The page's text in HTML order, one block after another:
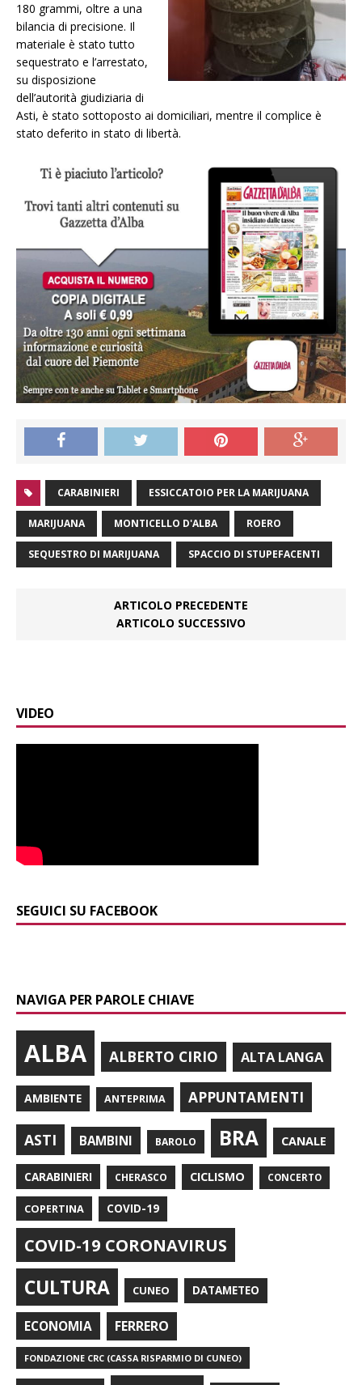
180 grammi, oltre a una
bilancia di precisione. Il
materiale è stato tutto
sequestrato e l’arrestato,
su disposizione
dell’autorità giudiziaria di
Asti, è stato sottoposto ai domiciliari, mentre il complice è
stato deferito in stato di libertà.
CARABINIERI ESSICCATOIO PER LA MARIJUANA
MARIJUANA MONTICELLO D'ALBA ROERO
SEQUESTRO DI MARIJUANA SPACCIO DI STUPEFACENTI
ARTICOLO PRECEDENTE
ARTICOLO SUCCESSIVO
VIDEO
SEGUICI SU FACEBOOK
NAVIGA PER PAROLE CHIAVE
ALBA ALBERTO CIRIO ALTA LANGA
AMBIENTE ANTEPRIMA APPUNTAMENTI
ASTI BAMBINI BAROLO BRA CANALE
CARABINIERI CHERASCO CICLISMO CONCERTO
COPERTINA COVID-19
COVID-19 CORONAVIRUS
CULTURA CUNEO DATAMETEO
ECONOMIA FERRERO
FONDAZIONE CRC (CASSA RISPARMIO DI CUNEO)